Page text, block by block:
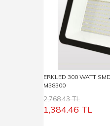
ERKLED 300 WATT
M38300
2,768.43 TL
1,384.46 TL